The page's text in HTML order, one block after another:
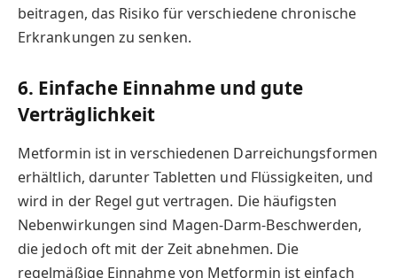
beitragen, das Risiko für verschiedene chronische
Erkrankungen zu senken.
6. Einfache Einnahme und gute
Verträglichkeit
Metformin ist in verschiedenen Darreichungsformen
erhältlich, darunter Tabletten und Flüssigkeiten, und
wird in der Regel gut vertragen. Die häufigsten
Nebenwirkungen sind Magen-Darm-Beschwerden,
die jedoch oft mit der Zeit abnehmen. Die
regelmäßige Einnahme von Metformin ist einfach